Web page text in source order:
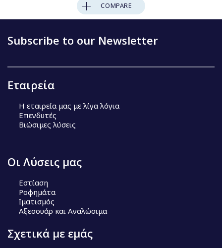
COMPARE
Subscribe to our Newsletter
Εταιρεία
Η εταιρεία μας με λίγα λόγια
Επενδυτές
Βιώσιμες λύσεις
Οι Λύσεις μας
Εστίαση
Ροφημάτα
Ιματισμός
Αξεσουάρ και Αναλώσιμα
Σχετικά με εμάς